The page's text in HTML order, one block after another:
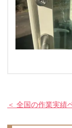
＜ 全国の作業実績